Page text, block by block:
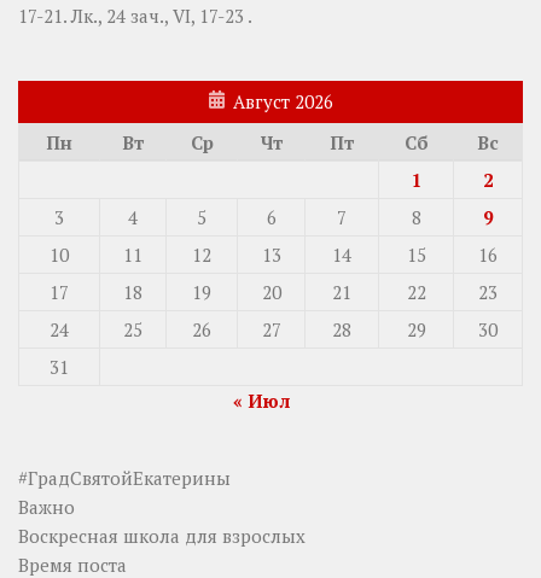
17-21. Лк., 24 зач., VI, 17-23 .
Август 2026
Пн
Вт Ср Чт Пт Сб
Вс
1
2
3
4 5 6 7 8
9
10
11 12 13 14 15
16
17
18 19 20 21 22
23
24
25 26 27 28 29
30
31
« Июл
#ГрадСвятойЕкатерины
Важно
Воскресная школа для взрослых
Время поста